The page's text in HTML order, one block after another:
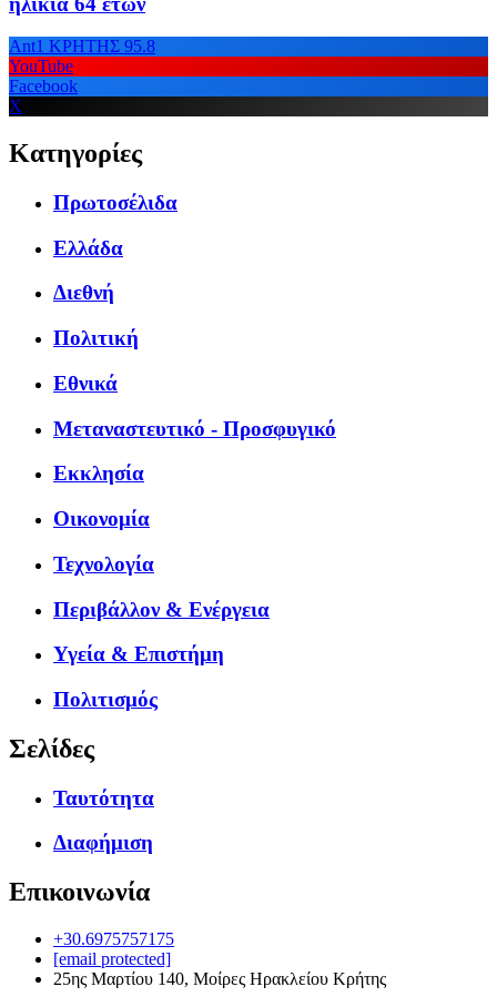
Ant1 ΚΡΗΤΗΣ 95.8
YouTube
Facebook
X
Κατηγορίες
Πρωτοσέλιδα
Ελλάδα
Διεθνή
Πολιτική
Εθνικά
Μεταναστευτικό - Προσφυγικό
Εκκλησία
Οικονομία
Τεχνολογία
Περιβάλλον & Ενέργεια
Υγεία & Επιστήμη
Πολιτισμός
Σελίδες
Ταυτότητα
Διαφήμιση
Επικοινωνία
+30.6975757175
[email protected]
25ης Μαρτίου 140, Μοίρες Ηρακλείου Κρήτης